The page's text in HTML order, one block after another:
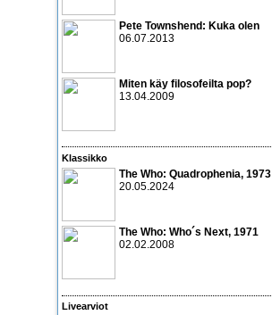
Pete Townshend: Kuka olen
06.07.2013
Miten käy filosofeilta pop?
13.04.2009
Klassikko
The Who: Quadrophenia, 1973
20.05.2024
The Who: Who´s Next, 1971
02.02.2008
Livearviot